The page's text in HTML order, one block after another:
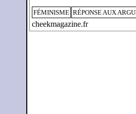
FÉMINISME RÉPONSE AUX
cheekmagazine.fr